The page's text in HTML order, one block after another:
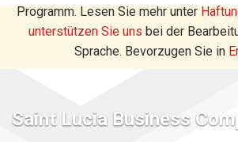
Programm. Lesen Sie mehr unter
unterstützen Sie uns bei der
Sprache. Bevorzugen Sie in
Saint Lucia Business